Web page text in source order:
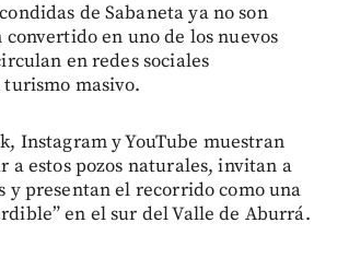
de Sabaneta ya no son
convertido en uno de los nuevos
en redes sociales
masivo.
Instagram y YouTube muestran
a estos pozos naturales, invitan a
y presentan el recorrido como una
en el sur del Valle de Aburrá.